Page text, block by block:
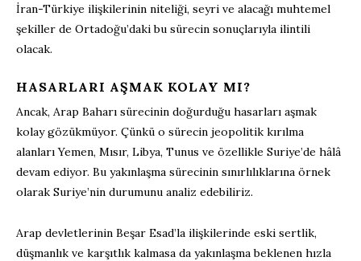
İran-Türkiye ilişkilerinin niteliği, seyri ve alacağı muhtemel
şekiller de Ortadoğu’daki bu sürecin sonuçlarıyla ilintili
olacak.
HASARLARI AŞMAK KOLAY MI?
Ancak, Arap Baharı sürecinin doğurduğu hasarları aşmak
kolay gözükmüyor. Çünkü o sürecin jeopolitik kırılma
alanları Yemen, Mısır, Libya, Tunus ve özellikle Suriye’de hâlâ
devam ediyor. Bu yakınlaşma sürecinin sınırlılıklarına örnek
olarak Suriye’nin durumunu analiz edebiliriz.
Arap devletlerinin Beşar Esad’la ilişkilerinde eski sertlik,
düşmanlık ve karşıtlık kalmasa da yakınlaşma beklenen hızla